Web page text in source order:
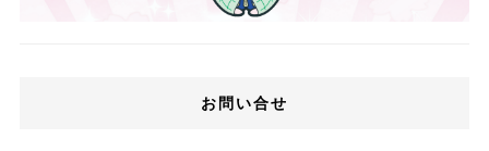
お問い合せ